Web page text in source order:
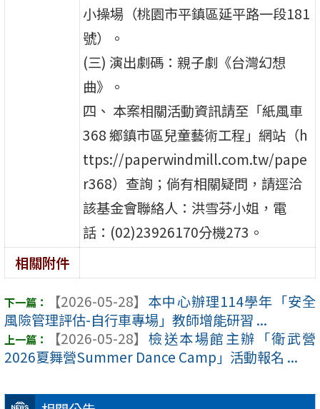
小操場（桃園市平鎮區延平路一段181
號）。
(三) 演出劇碼：親子劇《台灣幻想
曲》。
四、 本案相關活動資訊請至「紙風車
368 鄉鎮市區兒童藝術工程」網站（h
ttps://paperwindmill.com.tw/pape
r368）查詢；倘有相關疑問，請逕洽
該基金會聯絡人：洪雪芬小姐，電
話：(02)23926170分機273。
相關附件
【2026-05-28】 本中心辦理114學年「安全
風險管理評估-自行車專場」教師增能研習 ...
【2026-05-28】 檢送本場館主辦「衛武營
2026夏舞營Summer Dance Camp」活動報名 ...